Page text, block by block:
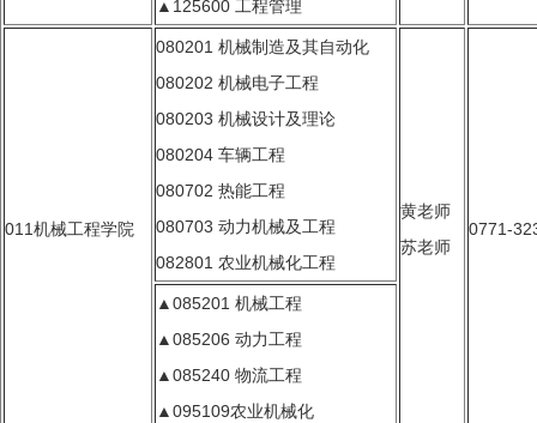
▲125600 工程管理
011机械工程学院
080201 机械制造及其自动化
080202 机械电子工程
080203 机械设计及理论
080204 车辆工程
080702 热能工程
080703 动力机械及工程
082801 农业机械化工程
黄老师
苏老师
0771-
▲085201 机械工程
▲085206 动力工程
▲085240 物流工程
▲095109农业机械化